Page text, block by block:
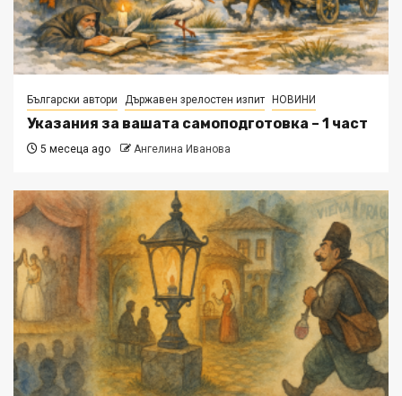
Български автори Държавен зрелостен изпит НОВИНИ
Указания за вашата самоподготовка – 1 част
5 месеца ago Ангелина Иванова